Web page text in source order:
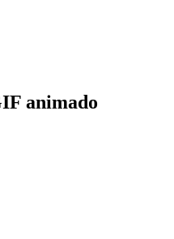
animado